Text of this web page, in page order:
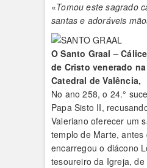
«Tomou este sagrado
santas e adoráveis
O Santo Graal –
de Cristo venerado
Catedral de Valência,
No ano 258, o 24.°
Papa Sisto II,
Valeriano oferecer um
templo de Marte, antes
encarregou o diácono
tesoureiro da Igreja,